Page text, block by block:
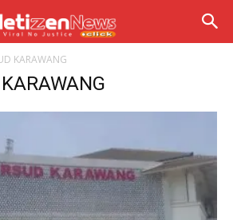
KARAWANG